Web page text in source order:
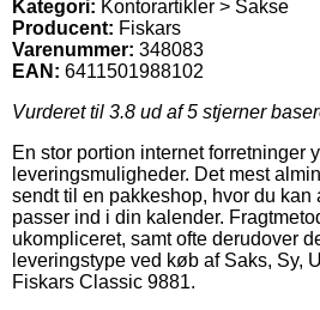
Kategori: Kontorartikler > Sakse
Producent: Fiskars
Varenummer: 348083
EAN: 6411501988102
Vurderet til 3.8 ud af 5 stjerner
En stor portion internet forretninger
leveringsmuligheder. Det mest
sendt til en pakkeshop, hvor du kan
passer ind i din kalender.
ukompliceret, samt ofte derudover
leveringstype ved køb af Saks, Sy,
Fiskars Classic 9881.